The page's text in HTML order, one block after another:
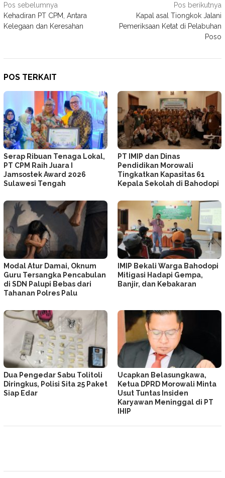
Navigasi
pos
Pos sebelumnya
Kehadiran PT CPM, Antara
Kelegaan dan Keresahan
Pos berikutnya
Kapal asal Tiongkok Jalani
Pemeriksaan Ketat di Pelabuhan
Poso
POS TERKAIT
Serap Ribuan Tenaga Lokal,
PT CPM Raih Juara I
Jamsostek Award 2026
Sulawesi Tengah
PT IMIP dan Dinas
Pendidikan Morowali
Tingkatkan Kapasitas 61
Kepala Sekolah di Bahodopi
Modal Atur Damai, Oknum
Guru Tersangka Pencabulan
di SDN Palupi Bebas dari
Tahanan Polres Palu
IMIP Bekali Warga Bahodopi
Mitigasi Hadapi Gempa,
Banjir, dan Kebakaran
Dua Pengedar Sabu Tolitoli
Diringkus, Polisi Sita 25 Paket
Siap Edar
Ucapkan Belasungkawa,
Ketua DPRD Morowali Minta
Usut Tuntas Insiden
Karyawan Meninggal di PT
IHIP